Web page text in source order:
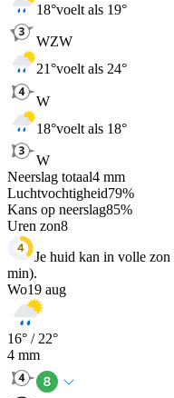
18°voelt als 19°
WZW
21°voelt als 24°
W
18°voelt als 18°
W
Neerslag totaal4 mm
Luchtvochtigheid79%
Kans op neerslag85%
Uren zon8
Je huid kan in volle
min).
Wo19 aug
16° / 22°
4 mm